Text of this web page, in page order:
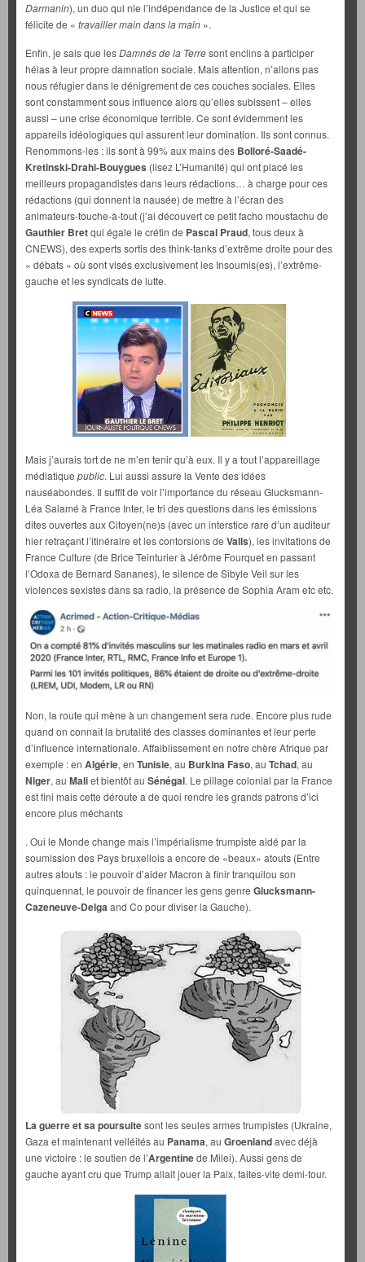
Darmanin), un duo qui nie l’indépendance de la Justice et qui se
félicite de « travailler main dans la main ».
Enfin, je sais que lesDamnés de la Terresont enclins à participer
hélas à leur propre damnation sociale. Mais attention, n’allons pas
nous réfugier dans le dénigrement de ces couches sociales. Elles
sont constamment sous influence alors qu’elles subissent – elles
aussi – une crise économique terrible. Ce sont évidemment les
appareils idéologiques qui assurent leur domination. Ils sont connus.
Renommons-les : ils sont à 99% aux mains des Bolloré-Saadé-
Kretinski-Drahi-Bouygues (lisez L’Humanité) qui ont placé les
meilleurs propagandistes dans leurs rédactions… à charge pour ces
rédactions (qui donnent la nausée) de mettre à l’écran des
animateurs-touche-à-tout (j’ai découvert ce petit facho moustachu de
Gauthier Bretqui égale le crétin de Pascal Praud, tous deux à
CNEWS), des experts sortis des think-tanks d’extrême droite pour des
« débats » où sont visés exclusivement les Insoumis(es), l’extrême-
gauche et les syndicats de lutte.
Mais j’aurais tort de ne m’en tenir qu’à eux. Il y a tout l’appareillage
médiatique public. Lui aussi assure la Vente des idées
nauséabondes. Il suffit de voir l’importance du réseau Glucksmann-
Léa Salamé à France Inter, le tri des questions dans les émissions
dites ouvertes aux Citoyen(ne)s (avec un interstice rare d’un auditeur
hier retraçant l’itinéraire et les contorsions de Valls), les invitations de
France Culture (de Brice Teinturier à Jérôme Fourquet en passant
l’Odoxa de Bernard Sananes), le silence de Sibyle Veil sur les
violences sexistes dans sa radio, la présence de Sophia Aram etc etc.
Non, la route qui mène à un changement sera rude. Encore plus rude
quand on connaît la brutalité des classes dominantes et leur perte
d’influence internationale. Affaiblissement en notre chère Afrique par
exemple : en Algérie, en Tunisie, au Burkina Faso, au Tchad, au
Niger, au Maliet bientôt au Sénégal. Le pillage colonial par la France
est fini mais cette déroute a de quoi rendre les grands patrons d’ici
encore plus méchants
. Oui le Monde change mais l’impérialisme trumpiste aidé par la
soumission des Pays bruxellois a encore de «beaux» atouts (Entre
autres atouts : le pouvoir d’aider Macron à finir tranquilou son
quinquennat, le pouvoir de financer les gens genre Glucksmann-
Cazeneuve-Delgaand Co pour diviser la Gauche).
La guerre et sa poursuitesont les seules armes trumpistes (Ukraine,
Gaza et maintenant velléités au Panama, au Groenlandavec déjà
une victoire : le soutien de l’Argentinede Milei). Aussi gens de
gauche ayant cru que Trump allait jouer la Paix, faites-vite demi-tour.